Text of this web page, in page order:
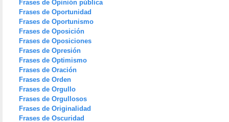
Frases de Opinión pública
Frases de Oportunidad
Frases de Oportunismo
Frases de Oposición
Frases de Oposiciones
Frases de Opresión
Frases de Optimismo
Frases de Oración
Frases de Orden
Frases de Orgullo
Frases de Orgullosos
Frases de Originalidad
Frases de Oscuridad